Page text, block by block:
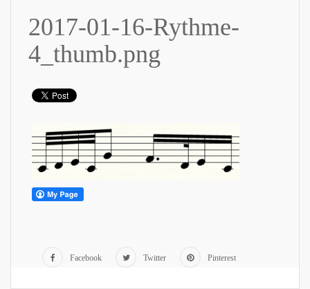
2017-01-16-Rythme-
4_thumb.png
Facebook Twitter Pinterest